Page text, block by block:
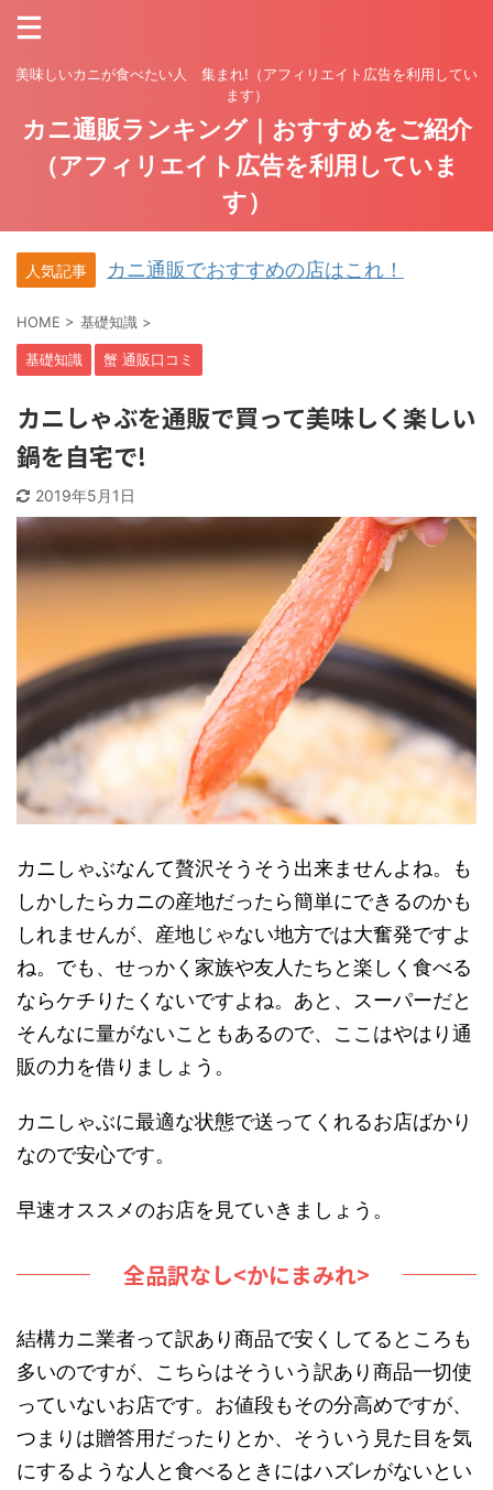
美味しいカニが食べたい人 集まれ!（アフィリエイト広告を利用してい
ます）
カニ通販ランキング｜おすすめをご紹介
（アフィリエイト広告を利用していま
す）
人気記事 カニ通販でおすすめの店はこれ！
HOME > 基礎知識 >
基礎知識 蟹 通販口コミ
カニしゃぶを通販で買って美味しく楽しい
鍋を自宅で!
2019年5月1日
カニしゃぶなんて贅沢そうそう出来ませんよね。も
しかしたらカニの産地だったら簡単にできるのかも
しれませんが、産地じゃない地方では大奮発ですよ
ね。でも、せっかく家族や友人たちと楽しく食べる
ならケチりたくないですよね。あと、スーパーだと
そんなに量がないこともあるので、ここはやはり通
販の力を借りましょう。
カニしゃぶに最適な状態で送ってくれるお店ばかり
なので安心です。
早速オススメのお店を見ていきましょう。
全品訳なし<かにまみれ>
結構カニ業者って訳あり商品で安くしてるところも
多いのですが、こちらはそういう訳あり商品一切使
っていないお店です。お値段もその分高めですが、
つまりは贈答用だったりとか、そういう見た目を気
にするような人と食べるときにはハズレがないとい